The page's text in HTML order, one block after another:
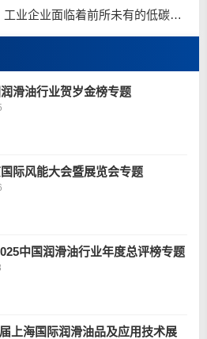
10、埃克森美孚岳春阳：工业企业面临着前所未有的低碳转型机遇
滑油行业贺岁金榜专题
际风能大会暨展览会专题
中国润滑油行业年度总评榜专题
上海国际润滑油品及应用技术展